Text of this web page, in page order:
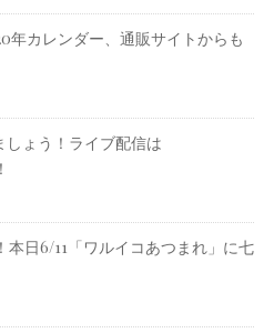
年カレンダー、通販サイトからも
しょう！ライブ配信は
本日6/11「ワルイコあつまれ」に七